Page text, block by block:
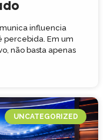
influencia
percebida. Em um
não basta apenas
UNCATEGORIZED